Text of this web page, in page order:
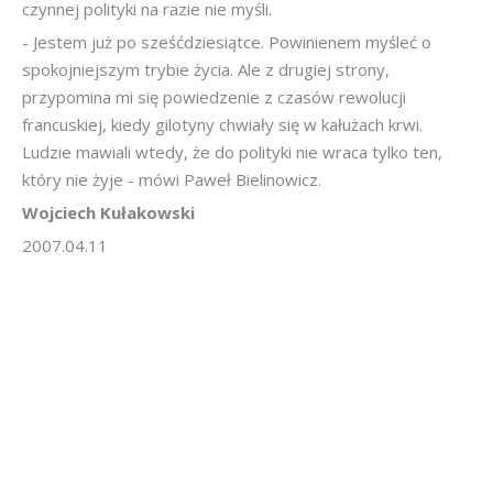
czynnej polityki na razie nie myśli.
- Jestem już po sześćdziesiątce. Powinienem myśleć o
spokojniejszym trybie życia. Ale z drugiej strony,
przypomina mi się powiedzenie z czasów rewolucji
francuskiej, kiedy gilotyny chwiały się w kałużach krwi.
Ludzie mawiali wtedy, że do polityki nie wraca tylko ten,
który nie żyje - mówi Paweł Bielinowicz.
Wojciech Kułakowski
2007.04.11